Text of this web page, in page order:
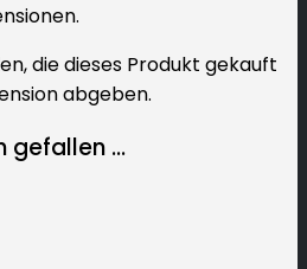
die dieses Produkt gekauft
abgeben.
gefallen …